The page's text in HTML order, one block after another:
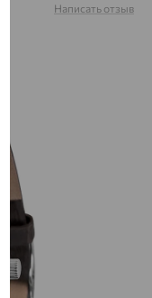
Написать отзыв